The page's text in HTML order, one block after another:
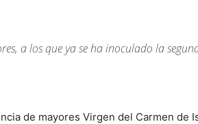
a los que ya se ha inoculado la
de mayores Virgen del Carmen de